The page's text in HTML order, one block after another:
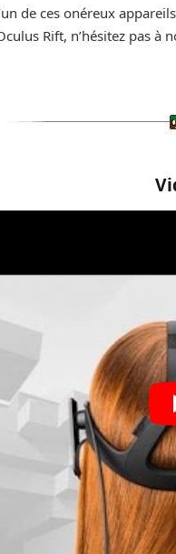
de ces onéreux
Rift, n’hésitez pas